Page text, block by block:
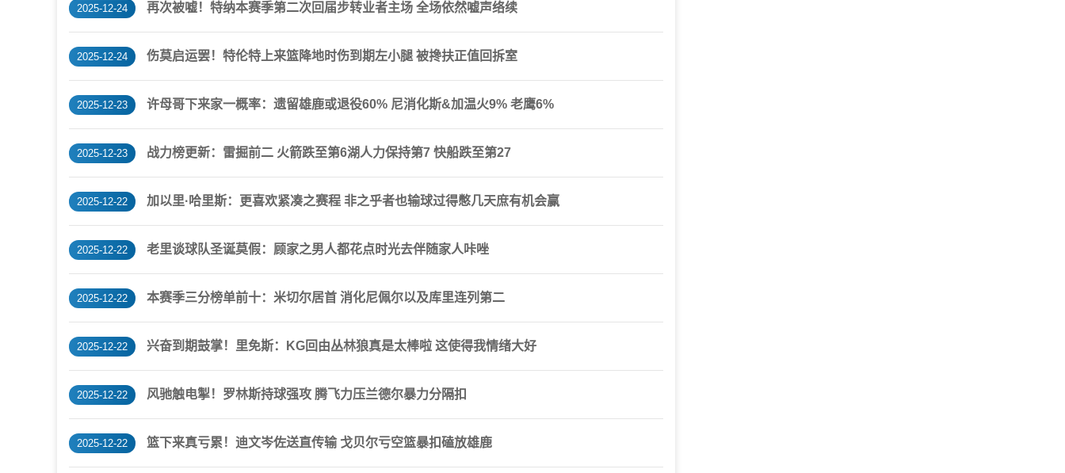
2025-12-24 再次被嘘！特纳本赛季第二次回届步转业者主场 全场依然嘘声络续
2025-12-24 伤莫启运罢！特伦特上来篮降地时伤到期左小腿 被搀扶正值回拆室
2025-12-23 许母哥下来家一概率：遗留雄鹿或退役60% 尼消化斯&加温火9% 老鹰6%
2025-12-23 战力榜更新：雷掘前二 火箭跌至第6湖人力保持第7 快船跌至第27
2025-12-22 加以里·哈里斯：更喜欢紧凑之赛程 非之乎者也输球过得憋几天庶有机会赢
2025-12-22 老里谈球队圣诞莫假：顾家之男人都花点时光去伴随家人咔唑
2025-12-22 本赛季三分榜单前十：米切尔居首 消化尼佩尔以及库里连列第二
2025-12-22 兴奋到期鼓掌！里免斯：KG回由丛林狼真是太棒啦 这使得我情绪大好
2025-12-22 风驰触电掣！罗林斯持球强攻 腾飞力压兰德尔暴力分隔扣
2025-12-22 篮下来真亏累！迪文岑佐送直传输 戈贝尔亏空篮暴扣磕放雄鹿